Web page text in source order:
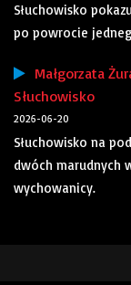
Słuchowisko
po powrocie
Małgorzata
Słuchowisko
2026-06-20
Słuchowisko na
dwóch marudnych
wychowanicy.